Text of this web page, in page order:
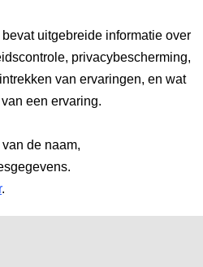
uitgebreide informatie over
privacybescherming,
van ervaringen, en wat
een ervaring.
de naam,
.